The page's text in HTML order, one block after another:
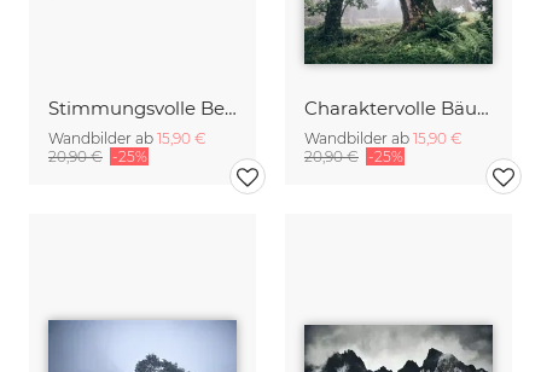
Stimmungsvolle Bergsilhouette
Wandbilder ab 15,90 €
20,90 € -25%
Charaktervolle Bäume im Nebel
Wandbilder ab 15,90 €
20,90 € -25%